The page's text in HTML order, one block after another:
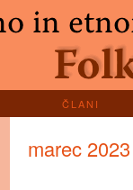
ČLANI
marec 2023